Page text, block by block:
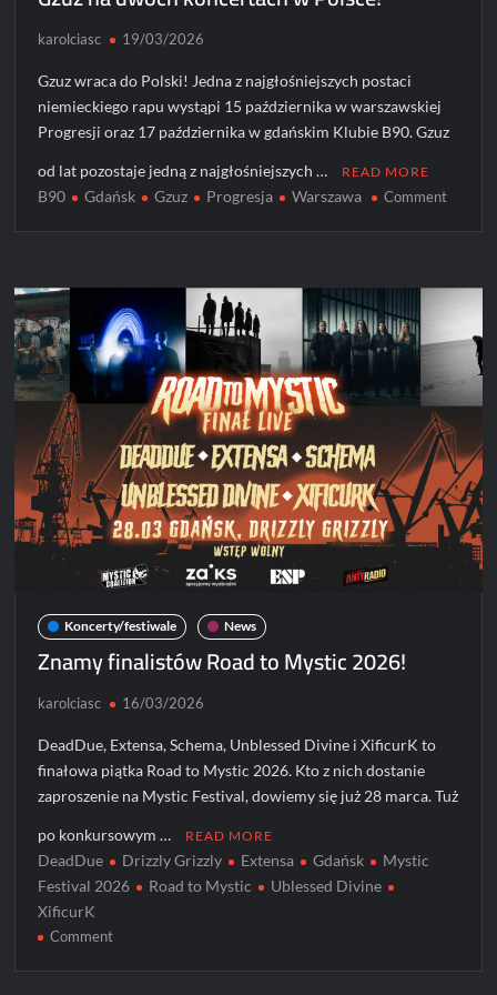
karolciasc 19/03/2026
Gzuz wraca do Polski! Jedna z najgłośniejszych postaci
niemieckiego rapu wystąpi 15 października w warszawskiej
Progresji oraz 17 października w gdańskim Klubie B90. Gzuz
od lat pozostaje jedną z najgłośniejszych … READ MORE
B90 Gdańsk Gzuz Progresja Warszawa Commenton
Polsce!
Koncerty/festiwale News
Znamy finalistów Road to Mystic 2026!
karolciasc 16/03/2026
DeadDue, Extensa, Schema, Unblessed Divine i XificurK to
finałowa piątka Road to Mystic 2026. Kto z nich dostanie
zaproszenie na Mystic Festival, dowiemy się już 28 marca. Tuż
po konkursowym … READ MORE
DeadDue Drizzly Grizzly Extensa Gdańsk
Mystic
Festival 2026
Road to Mystic
Ublessed Divine
XificurK
Commenton